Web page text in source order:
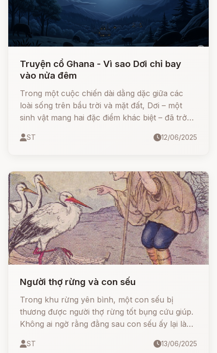
Truyện cổ Ghana - Vì sao Dơi chỉ bay
vào nửa đêm
Trong một cuộc chiến dài dằng dặc giữa các
loài sống trên bầu trời và mặt đất, Dơi – một
sinh vật mang hai đặc điểm khác biệt – đã trở
ST 12/06/2025
Người thợ rừng và con sếu
Trong khu rừng yên bình, một con sếu bị
thương được người thợ rừng tốt bụng cứu giúp.
Không ai ngờ rằng đằng sau con sếu ấy lại là
động về lòng nhân ái, sự biết ơn và hậu quả
ST 13/06/2025